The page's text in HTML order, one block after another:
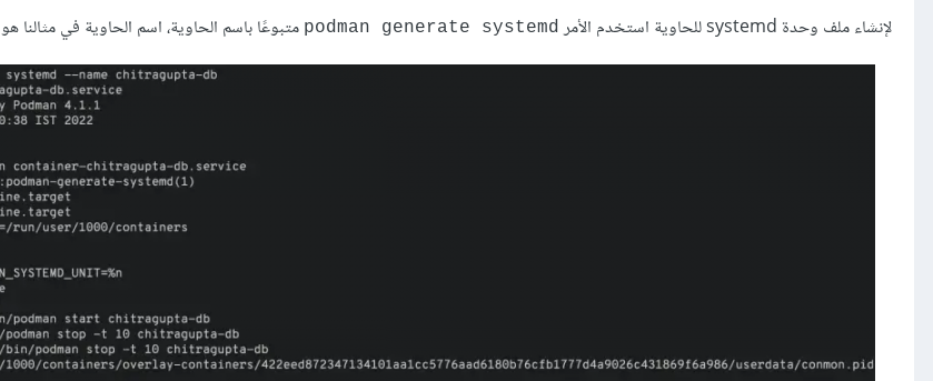
لإنشاء ملف وحدة systemd للحاوية استخدم الأمر podman generate systemd متبوعًا باسم الحاوية، اسم الحاوية في مثالنا هو chitragupta-db: